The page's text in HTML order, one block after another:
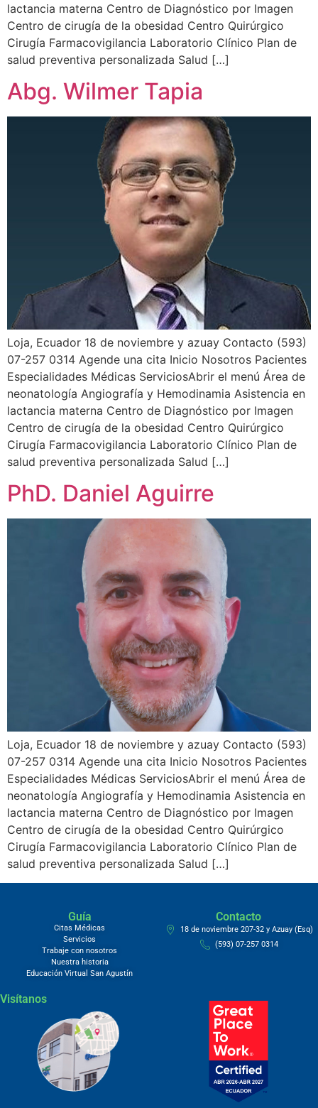
lactancia materna Centro de Diagnóstico por Imagen
Centro de cirugía de la obesidad Centro Quirúrgico
Cirugía Farmacovigilancia Laboratorio Clínico Plan de
salud preventiva personalizada Salud […]
Abg. Wilmer Tapia
Loja, Ecuador 18 de noviembre y azuay Contacto (593)
07-257 0314 Agende una cita Inicio Nosotros Pacientes
Especialidades Médicas ServiciosAbrir el menú Área de
neonatología Angiografía y Hemodinamia Asistencia en
lactancia materna Centro de Diagnóstico por Imagen
Centro de cirugía de la obesidad Centro Quirúrgico
Cirugía Farmacovigilancia Laboratorio Clínico Plan de
salud preventiva personalizada Salud […]
PhD. Daniel Aguirre
Loja, Ecuador 18 de noviembre y azuay Contacto (593)
07-257 0314 Agende una cita Inicio Nosotros Pacientes
Especialidades Médicas ServiciosAbrir el menú Área de
neonatología Angiografía y Hemodinamia Asistencia en
lactancia materna Centro de Diagnóstico por Imagen
Centro de cirugía de la obesidad Centro Quirúrgico
Cirugía Farmacovigilancia Laboratorio Clínico Plan de
salud preventiva personalizada Salud […]
Guía
Citas Médicas
Servicios
Trabaje con nosotros
Nuestra historia
Educación Virtual San Agustín
Contacto
18 de noviembre 207-32 y Azuay (Esq)
(593) 07-257 0314
Visítanos